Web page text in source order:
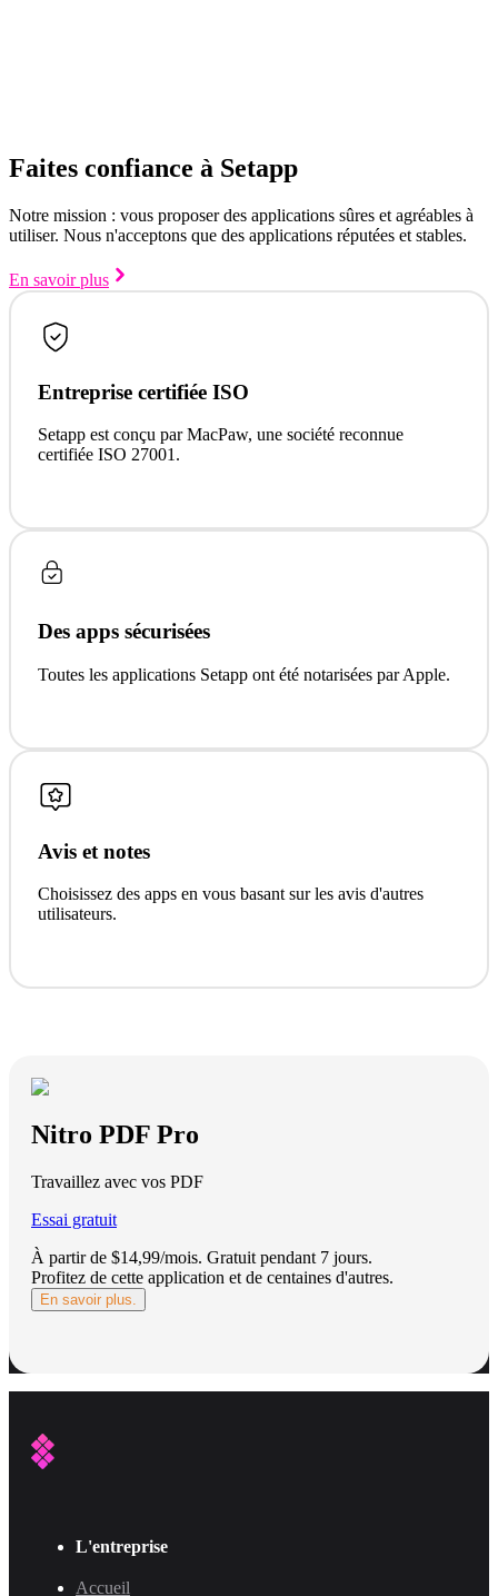
Faites confiance à Setapp
Notre mission : vous proposer des applications sûres et agréables à
utiliser. Nous n'acceptons que des applications réputées et stables.
En savoir plus
Entreprise certifiée ISO
Setapp est conçu par MacPaw, une société reconnue
certifiée ISO 27001.
Des apps sécurisées
Toutes les applications Setapp ont été notarisées par Apple.
Avis et notes
Choisissez des apps en vous basant sur les avis d'autres
utilisateurs.
Nitro PDF Pro
Travaillez avec vos PDF
Essai gratuit
À partir de $14,99/mois. Gratuit pendant 7 jours.
Profitez de cette application et de centaines d'autres.
En savoir plus.
L'entreprise
Accueil